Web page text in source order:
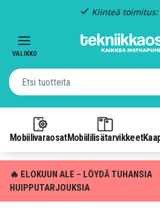
Kiinteä toimitus:
VALIKKO
MobiilivaraosatMobiililisätarvikkeet
🔥 ELOKUUN ALE – LÖYDÄ TUHANSIA
HUIPPUTARJOUKSIA